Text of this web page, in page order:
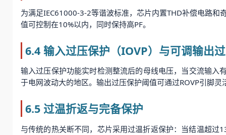
为满足IEC61000-3-2等谐波标准，芯片内置THD补偿电路
值可控制在10%以内，同时保持高PF。
6.4 输入过压保护（IOVP）与可调输出
输入过压保护功能实时检测整流后的母线电压，当交流输入
于电网波动大的地区。输出过压保护阈值可通过ROVP引脚
6.5 过温折返与完备保护
与传统的热关断不同，芯片采用过温折返保护：当结温超过